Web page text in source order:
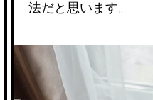
法だと思います。